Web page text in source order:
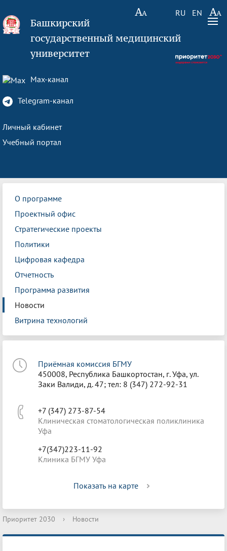
RU EN
Башкирский
государственный медицинский
университет
Max-канал
Telegram-канал
Личный кабинет
Учебный портал
О программе
Проектный офис
Стратегические проекты
Политики
Цифровая кафедра
Отчетность
Программа развития
Новости
Витрина технологий
Приёмная комиссия БГМУ
450008, Республика Башкортостан, г. Уфа, ул.
Заки Валиди, д. 47; тел: 8 (347) 272-92-31
+7 (347) 273-87-54
Клиническая стоматологическая поликлиника
Уфа
+7(347)223-11-92
Клиника БГМУ Уфа
Показать на карте
Приоритет 2030 › Новости